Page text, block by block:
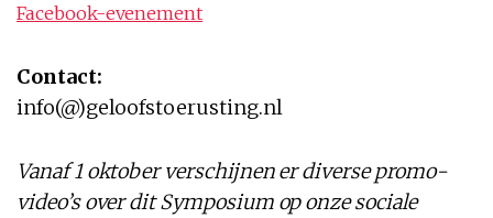
Facebook-evenement
Contact:
info(@)geloofstoerusting.nl
Vanaf 1 oktober verschijnen er diverse promo-
video’s over dit Symposium op onze sociale